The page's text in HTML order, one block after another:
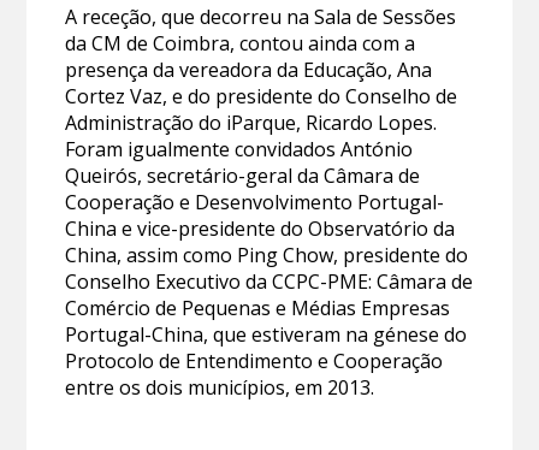
A receção, que decorreu na Sala de Sessões
da CM de Coimbra, contou ainda com a
presença da vereadora da Educação, Ana
Cortez Vaz, e do presidente do Conselho de
Administração do iParque, Ricardo Lopes.
Foram igualmente convidados António
Queirós, secretário-geral da Câmara de
Cooperação e Desenvolvimento Portugal-
China e vice-presidente do Observatório da
China, assim como Ping Chow, presidente do
Conselho Executivo da CCPC-PME: Câmara de
Comércio de Pequenas e Médias Empresas
Portugal-China, que estiveram na génese do
Protocolo de Entendimento e Cooperação
entre os dois municípios, em 2013.